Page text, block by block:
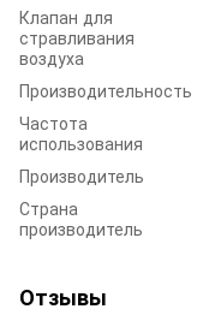
Клапан для
стравливания
воздуха
Производительность
Частота
использования
Производитель
Страна
производитель
Отзывы